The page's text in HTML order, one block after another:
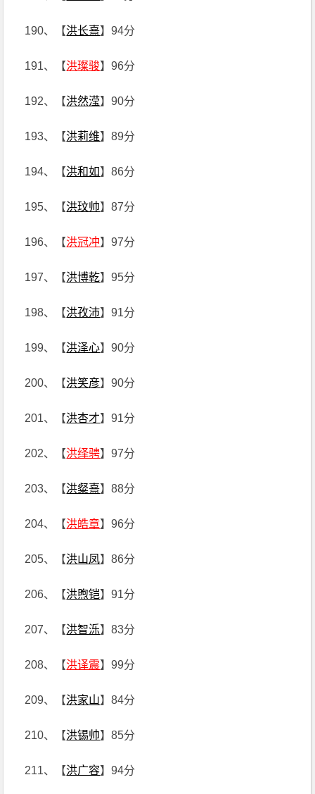
190、【洪长熹】94分
191、【洪璨骏】96分
192、【洪然滢】90分
193、【洪莉维】89分
194、【洪和如】86分
195、【洪玟帅】87分
196、【洪冠冲】97分
197、【洪博乾】95分
198、【洪孜沛】91分
199、【洪泽心】90分
200、【洪笑彦】90分
201、【洪杏才】91分
202、【洪绎骋】97分
203、【洪粲熹】88分
204、【洪皓章】96分
205、【洪山凤】86分
206、【洪煦铠】91分
207、【洪智泺】83分
208、【洪译震】99分
209、【洪家山】84分
210、【洪锡帅】85分
211、【洪广容】94分